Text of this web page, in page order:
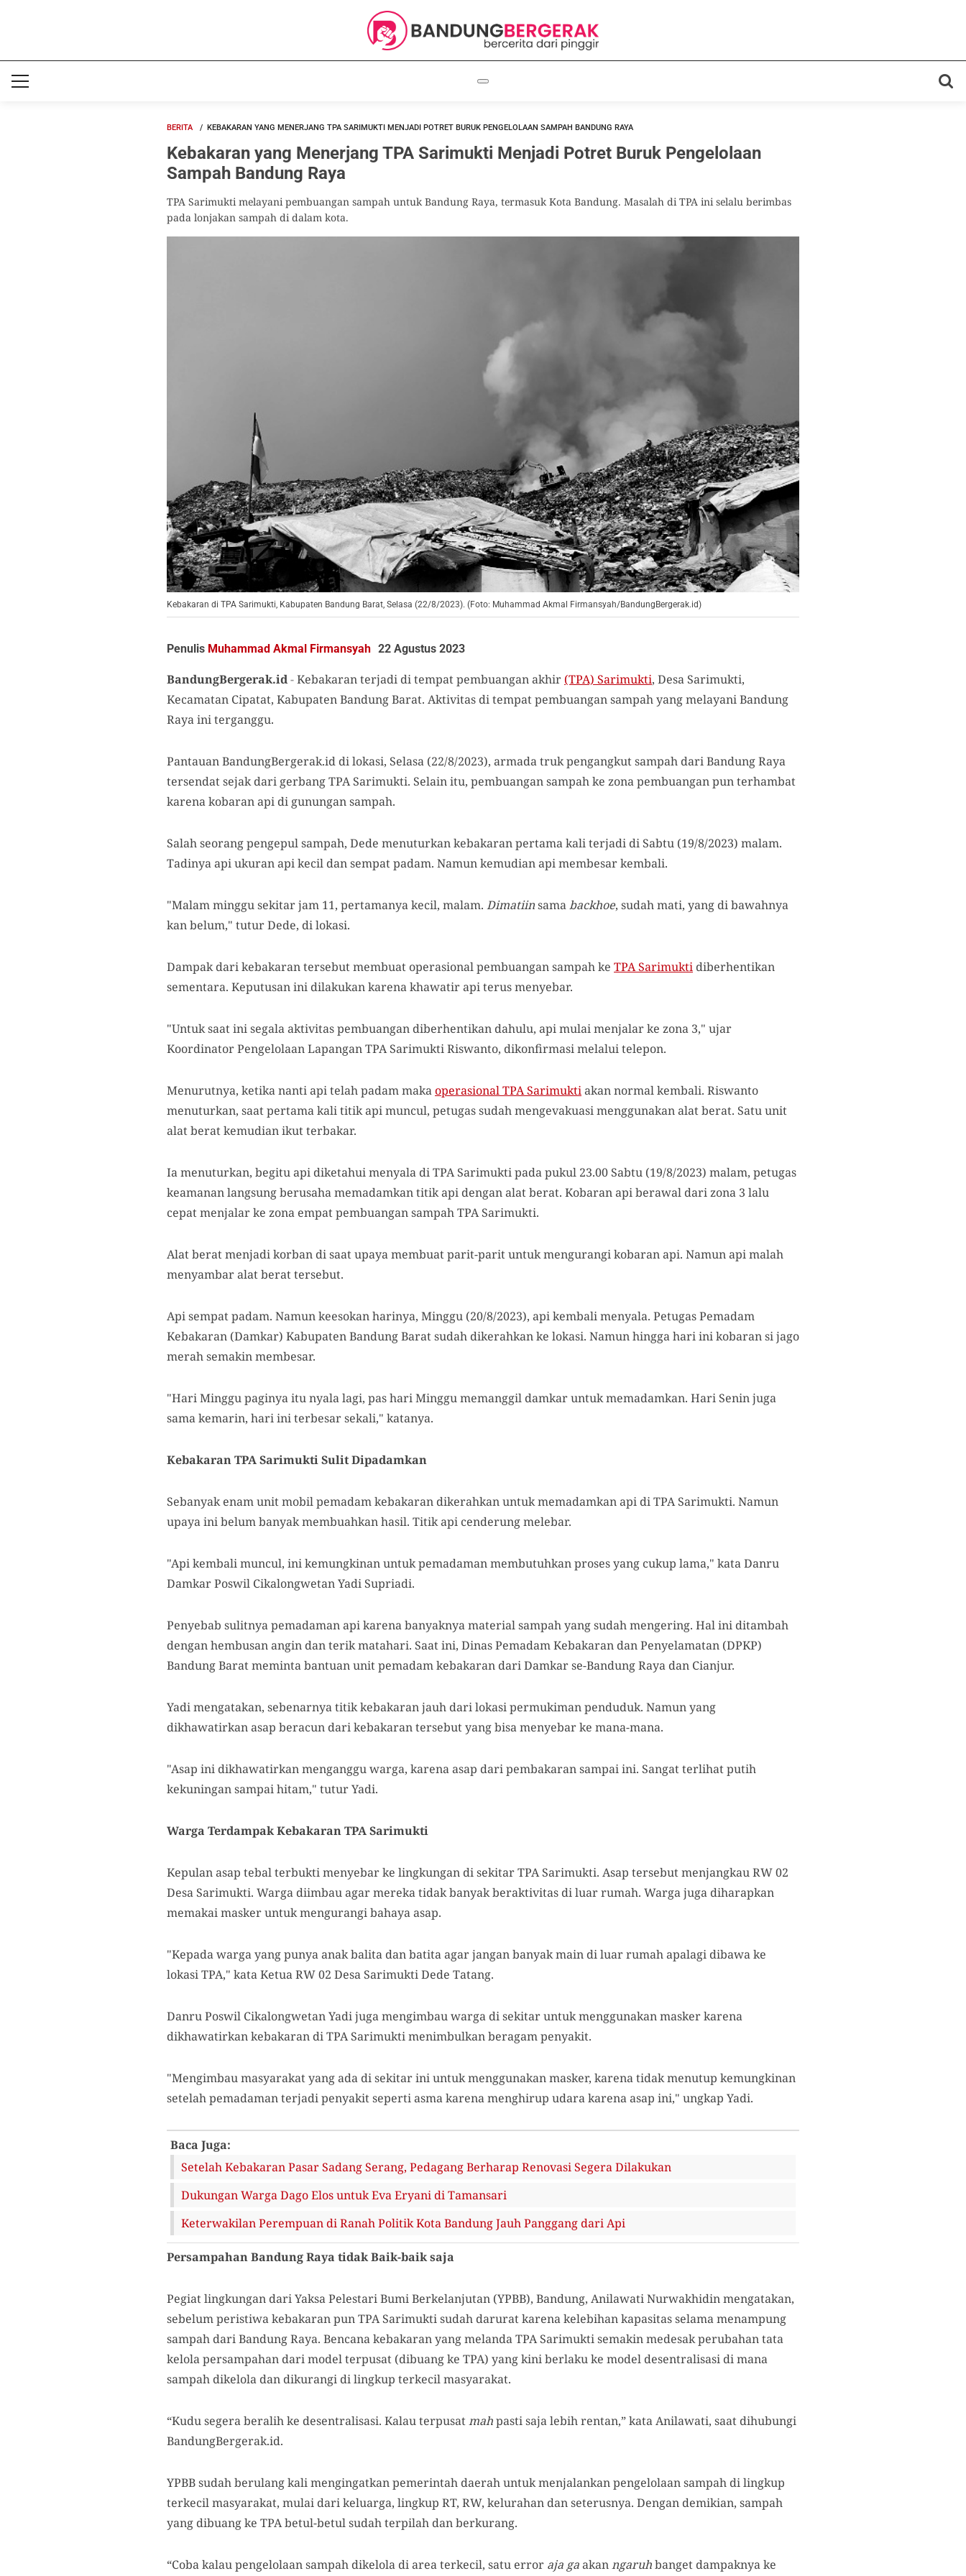
BERITA KEBAKARAN YANG MENERJANG TPA SARIMUKTI MENJADI POTRET BURUK PENGELOLAAN SAMPAH BANDUNG RAYA
Kebakaran yang Menerjang TPA Sarimukti Menjadi Potret Buruk Pengelolaan
Sampah Bandung Raya
TPA Sarimukti melayani pembuangan sampah untuk Bandung Raya, termasuk Kota Bandung. Masalah di TPA ini selalu berimbas
pada lonjakan sampah di dalam kota.
Kebakaran di TPA Sarimukti, Kabupaten Bandung Barat, Selasa (22/8/2023). (Foto: Muhammad Akmal Firmansyah/BandungBergerak.id)
Penulis Muhammad Akmal Firmansyah 22 Agustus 2023
BandungBergerak.id-Kebakaran terjadi di tempat pembuangan akhir (TPA) Sarimukti, Desa Sarimukti,
Kecamatan Cipatat, Kabupaten Bandung Barat. Aktivitas di tempat pembuangan sampah yang melayani Bandung
Raya ini terganggu.
Pantauan BandungBergerak.id di lokasi, Selasa (22/8/2023), armada truk pengangkut sampah dari Bandung Raya
tersendat sejak dari gerbang TPA Sarimukti. Selain itu, pembuangan sampah ke zona pembuangan pun terhambat
karena kobaran api di gunungan sampah.
Salah seorang pengepul sampah, Dede menuturkan kebakaran pertama kali terjadi di Sabtu (19/8/2023) malam.
Tadinya api ukuran api kecil dan sempat padam. Namun kemudian api membesar kembali.
"Malam minggu sekitar jam 11, pertamanya kecil, malam. Dimatiinsamabackhoe, sudah mati, yang di bawahnya
kan belum," tutur Dede, di lokasi.
Dampak dari kebakaran tersebut membuat operasional pembuangan sampah ke TPA Sarimukti diberhentikan
sementara. Keputusan ini dilakukan karena khawatir api terus menyebar.
"Untuk saat ini segala aktivitas pembuangan diberhentikan dahulu, api mulai menjalar ke zona 3," ujar
Koordinator Pengelolaan Lapangan TPA Sarimukti Riswanto, dikonfirmasi melalui telepon.
Menurutnya, ketika nanti api telah padam makaoperasional TPA Sarimuktiakan normal kembali. Riswanto
menuturkan, saat pertama kali titik api muncul, petugas sudah mengevakuasi menggunakan alat berat. Satu unit
alat berat kemudian ikut terbakar.
Ia menuturkan, begitu api diketahui menyala di TPA Sarimukti pada pukul 23.00 Sabtu (19/8/2023) malam, petugas
keamanan langsung berusaha memadamkan titik api dengan alat berat. Kobaran api berawal dari zona 3 lalu
cepat menjalar ke zona empat pembuangan sampah TPA Sarimukti.
Alat berat menjadi korban di saat upaya membuat parit-parit untuk mengurangi kobaran api. Namun api malah
menyambar alat berat tersebut.
Api sempat padam. Namun keesokan harinya, Minggu (20/8/2023), api kembali menyala. Petugas Pemadam
Kebakaran (Damkar) Kabupaten Bandung Barat sudah dikerahkan ke lokasi. Namun hingga hari ini kobaran si jago
merah semakin membesar.
"Hari Minggu paginya itu nyala lagi, pas hari Minggu memanggil damkar untuk memadamkan. Hari Senin juga
sama kemarin, hari ini terbesar sekali," katanya.
Kebakaran TPA Sarimukti Sulit Dipadamkan
Sebanyak enam unit mobil pemadam kebakaran dikerahkan untuk memadamkan api di TPA Sarimukti. Namun
upaya ini belum banyak membuahkan hasil. Titik api cenderung melebar.
"Api kembali muncul, ini kemungkinan untuk pemadaman membutuhkan proses yang cukup lama," kata Danru
Damkar Poswil Cikalongwetan Yadi Supriadi.
Penyebab sulitnya pemadaman api karena banyaknya material sampah yang sudah mengering. Hal ini ditambah
dengan hembusan angin dan terik matahari. Saat ini, Dinas Pemadam Kebakaran dan Penyelamatan (DPKP)
Bandung Barat meminta bantuan unit pemadam kebakaran dari Damkar se-Bandung Raya dan Cianjur.
Yadi mengatakan, sebenarnya titik kebakaran jauh dari lokasi permukiman penduduk. Namun yang
dikhawatirkan asap beracun dari kebakaran tersebut yang bisa menyebar ke mana-mana.
"Asap ini dikhawatirkan menganggu warga, karena asap dari pembakaran sampai ini. Sangat terlihat putih
kekuningan sampai hitam," tutur Yadi.
Warga TerdampakKebakaran TPA Sarimukti
Kepulan asap tebal terbukti menyebar ke lingkungan di sekitar TPA Sarimukti. Asap tersebut menjangkau RW 02
Desa Sarimukti. Warga diimbau agar mereka tidak banyak beraktivitas di luar rumah. Warga juga diharapkan
memakai masker untuk mengurangi bahaya asap.
"Kepada warga yang punya anak balita dan batita agar jangan banyak main di luar rumah apalagi dibawa ke
lokasi TPA," kata Ketua RW 02 Desa Sarimukti Dede Tatang.
Danru Poswil Cikalongwetan Yadi juga mengimbau warga di sekitar untuk menggunakan masker karena
dikhawatirkan kebakaran di TPA Sarimukti menimbulkan beragam penyakit.
"Mengimbau masyarakat yang ada di sekitar ini untuk menggunakan masker, karena tidak menutup kemungkinan
setelah pemadaman terjadi penyakit seperti asma karena menghirup udara karena asap ini," ungkap Yadi.
Baca Juga:
Setelah Kebakaran Pasar Sadang Serang, Pedagang Berharap Renovasi Segera Dilakukan
Dukungan Warga Dago Elos untuk Eva Eryani di Tamansari
Keterwakilan Perempuan di Ranah Politik Kota Bandung Jauh Panggang dari Api
Persampahan Bandung Raya tidak Baik-baik saja
Pegiat lingkungan dari Yaksa Pelestari Bumi Berkelanjutan (YPBB), Bandung, Anilawati Nurwakhidin mengatakan,
sebelum peristiwa kebakaran pun TPA Sarimukti sudah darurat karena kelebihan kapasitas selama menampung
sampah dari Bandung Raya. Bencana kebakaran yang melanda TPA Sarimukti semakin medesak perubahan tata
kelola persampahan dari model terpusat (dibuang ke TPA) yang kini berlaku ke model desentralisasi di mana
sampah dikelola dan dikurangi di lingkup terkecil masyarakat.
“Kudu segera beralih ke desentralisasi. Kalau terpusatmahpasti saja lebih rentan,” kata Anilawati, saat dihubungi
BandungBergerak.id.
YPBB sudah berulang kali mengingatkan pemerintah daerah untuk menjalankan pengelolaan sampah di lingkup
terkecil masyarakat, mulai dari keluarga, lingkup RT, RW, kelurahan dan seterusnya. Dengan demikian, sampah
yang dibuang ke TPA betul-betul sudah terpilah dan berkurang.
“Coba kalau pengelolaan sampah dikelola di area terkecil, satu error aja gaakanngaruhbanget dampaknya ke